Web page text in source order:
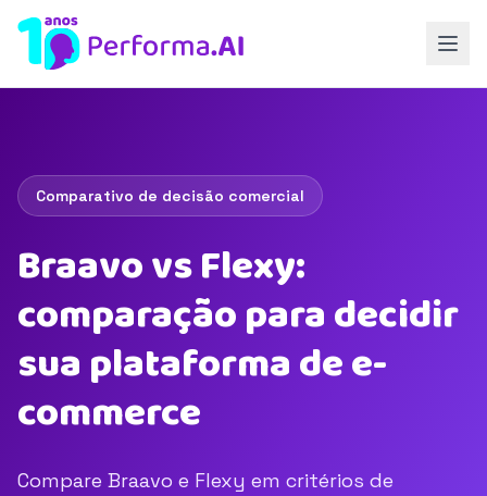
Comparativo de decisão comercial
Braavo vs Flexy:
comparação para decidir
sua plataforma de e-
commerce
Compare Braavo e Flexy em critérios de